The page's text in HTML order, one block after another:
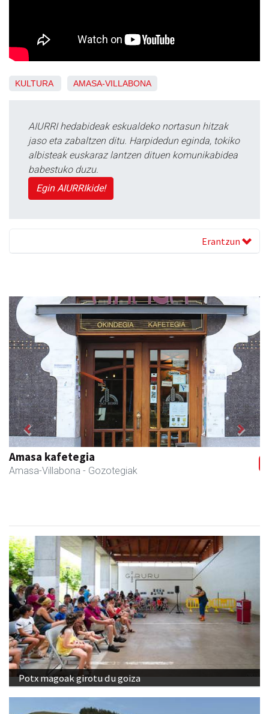
KULTURA AMASA-VILLABONA
AIURRI hedabideak eskualdeko nortasun hitzak
jaso eta zabaltzen ditu. Harpidedun eginda, tokiko
albisteak euskaraz lantzen dituen komunikabidea
babestuko duzu.
Egin AIURRIkide!
Erantzun
Amasa kafetegia
Amasa-Villabona - Gozotegiak
Previous Next
Potx magoak girotu du goiza